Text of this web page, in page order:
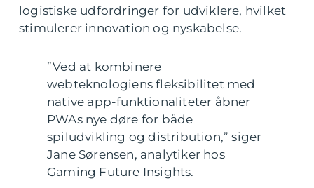
logistiske udfordringer for udviklere, hvilket
stimulerer innovation og nyskabelse.
”Ved at kombinere
webteknologiens fleksibilitet med
native app-funktionaliteter åbner
PWAs nye døre for både
spiludvikling og distribution,” siger
Jane Sørensen, analytiker hos
Gaming Future Insights.